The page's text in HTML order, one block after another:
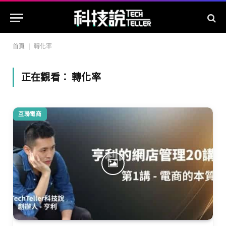
首頁 轉化率
正在觀看：轉化率
互聯電商